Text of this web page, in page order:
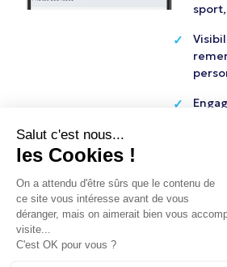
long
Prop ose r me sprod